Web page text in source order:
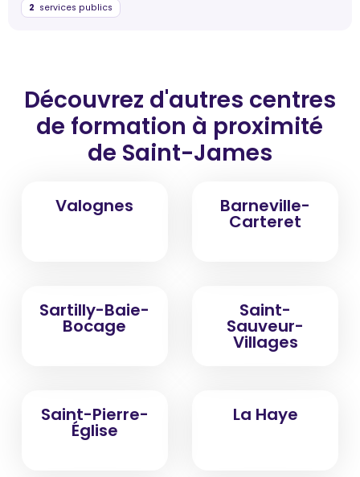
2 services publics
Découvrez d'autres centres
de formation à proximité
de Saint-James
Valognes Barneville-
Carteret
Sartilly-Baie-
Bocage
Saint-
Sauveur-
Villages
Saint-Pierre-
Église
La Haye